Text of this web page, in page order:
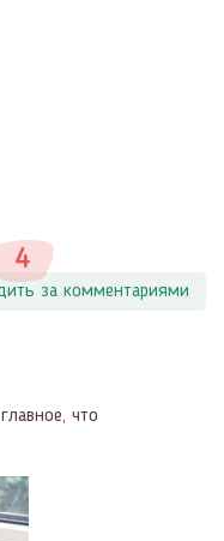
4
за комментариями
что